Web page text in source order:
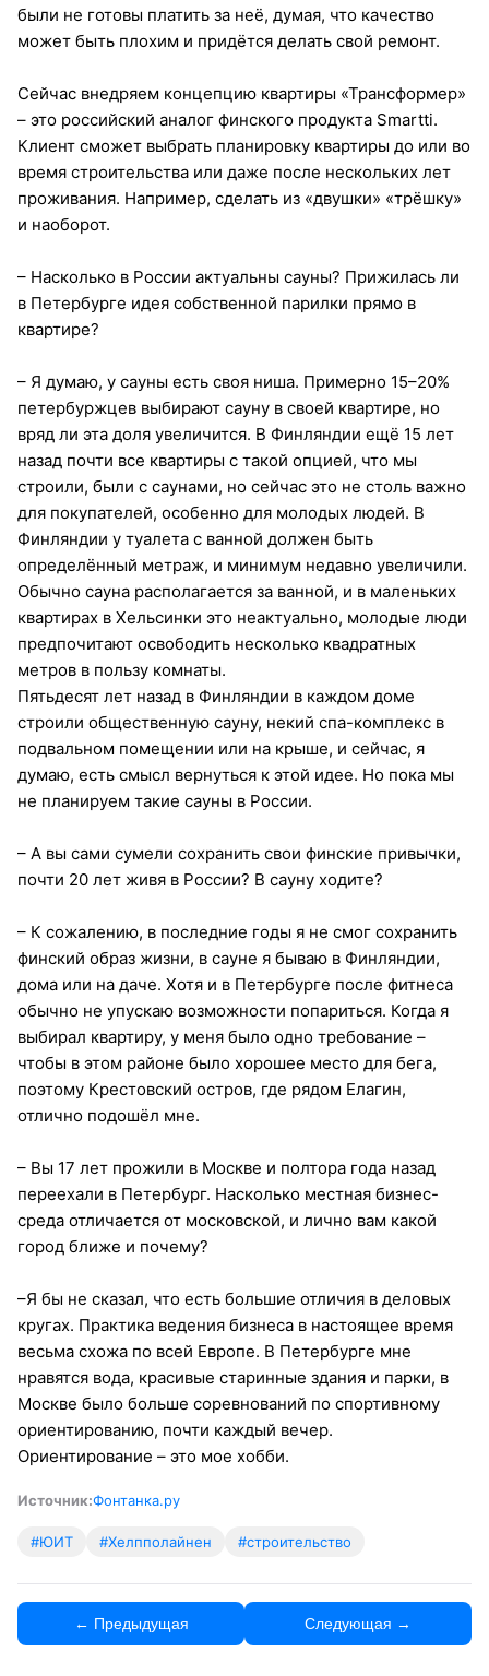
были не готовы платить за неё, думая, что качество
может быть плохим и придётся делать свой ремонт.
Сейчас внедряем концепцию квартиры «Трансформер»
– это российский аналог финского продукта Smartti.
Клиент сможет выбрать планировку квартиры до или во
время строительства или даже после нескольких лет
проживания. Например, сделать из «двушки» «трёшку»
и наоборот.
– Насколько в России актуальны сауны? Прижилась ли
в Петербурге идея собственной парилки прямо в
квартире?
– Я думаю, у сауны есть своя ниша. Примерно 15–20%
петербуржцев выбирают сауну в своей квартире, но
вряд ли эта доля увеличится. В Финляндии ещё 15 лет
назад почти все квартиры c такой опцией, что мы
строили, были с саунами, но сейчас это не столь важно
для покупателей, особенно для молодых людей. В
Финляндии у туалета с ванной должен быть
определённый метраж, и минимум недавно увеличили.
Обычно сауна располагается за ванной, и в маленьких
квартирах в Хельсинки это неактуально, молодые люди
предпочитают освободить несколько квадратных
метров в пользу комнаты.
Пятьдесят лет назад в Финляндии в каждом доме
строили общественную сауну, некий спа-комплекс в
подвальном помещении или на крыше, и сейчас, я
думаю, есть смысл вернуться к этой идее. Но пока мы
не планируем такие сауны в России.
– А вы сами сумели сохранить свои финские привычки,
почти 20 лет живя в России? В сауну ходите?
– К сожалению, в последние годы я не смог сохранить
финский образ жизни, в сауне я бываю в Финляндии,
дома или на даче. Хотя и в Петербурге после фитнеса
обычно не упускаю возможности попариться. Когда я
выбирал квартиру, у меня было одно требование –
чтобы в этом районе было хорошее место для бега,
поэтому Крестовский остров, где рядом Елагин,
отлично подошёл мне.
– Вы 17 лет прожили в Москве и полтора года назад
переехали в Петербург. Насколько местная бизнес-
среда отличается от московской, и лично вам какой
город ближе и почему?
–Я бы не сказал, что есть большие отличия в деловых
кругах. Практика ведения бизнеса в настоящее время
весьма схожа по всей Европе. В Петербурге мне
нравятся вода, красивые старинные здания и парки, в
Москве было больше соревнований по спортивному
ориентированию, почти каждый вечер.
Ориентирование – это мое хобби.
Источник:Фонтанка.ру
#ЮИТ #Хелпполайнен #строительство
← Предыдущая Следующая →